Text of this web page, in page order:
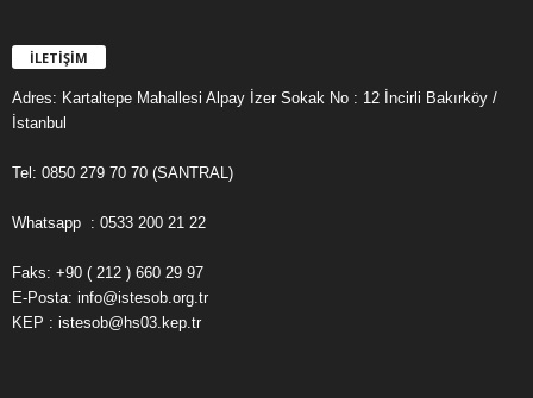
İLETİŞİM
Adres: Kartaltepe Mahallesi Alpay İzer Sokak No : 12 İncirli Bakırköy /
İstanbul
Tel: 0850 279 70 70 (SANTRAL)
Whatsapp : 0533 200 21 22
Faks: +90 ( 212 ) 660 29 97
E-Posta: info@istesob.org.tr
KEP : istesob@hs03.kep.tr